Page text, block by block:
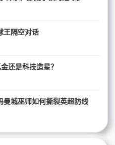
王隔空对话
还是科技造星？
曼城巫师如何撕裂英超防线